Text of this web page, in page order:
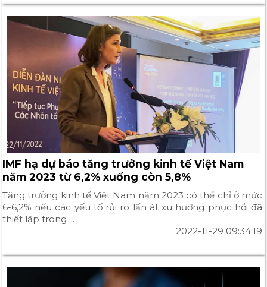
IMF hạ dự báo tăng trưởng kinh tế Việt Nam
năm 2023 từ 6,2% xuống còn 5,8%
Tăng trưởng kinh tế Việt Nam năm 2023 có thể chỉ ở mức
6-6,2% nếu các yếu tố rủi ro lấn át xu hướng phục hồi đã
thiết lập trong ...
2022-11-29 09:34:19